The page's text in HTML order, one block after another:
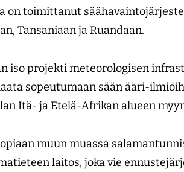
on toimittanut
Tansaniaan ja Ruandaan.
iso projekti meteorologisen
sopeutumaan sään ääri-
Itä- ja Etelä-Afrikan alueen
muun muassa
laitos, joka vie